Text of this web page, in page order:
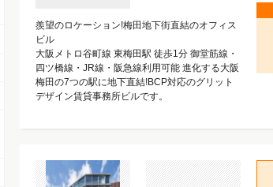
羨望のロケーション!梅田地下街直結のオフィス
ビル
大阪メトロ谷町線 東梅田駅 徒歩1分 御堂筋線・
四ツ橋線・JR線・阪急線利用可能 進化する大阪
梅田の7つの駅に地下直結!BCP対応のグリット
デザイン賃貸事務所ビルです。
うめきた・グランフロント
角田町・小松原町
堂島・曾根崎新地
中崎西・堂山町・太融寺町
梅田1丁目
梅田2丁目
梅田3丁目
うめきた・グランフロント
芝田
角田町・小松原町
茶屋町
堂島・曾根崎新地
中崎西・堂山町・太融寺町
曾根崎
西天満
中津・豊崎
梅田1丁目
梅田2丁目
梅田3丁目
うめきた・グランフロント
芝田
角田町・小松原町
茶屋町
堂島・曾根崎新地
中崎西・堂山町・太融寺町
曾根崎
西天満
中津・豊崎
梅田1丁目
梅田2丁目
梅田3丁目
うめきた・グランフロント
芝田
角田町・小松原町
茶屋町
堂島・曾根崎新地
中崎西・堂山町・太融寺町
曾根崎
西天満
中津・豊崎